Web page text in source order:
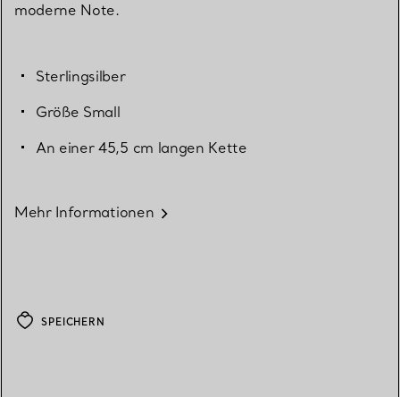
moderne Note.
Sterlingsilber
Größe Small
An einer 45,5 cm langen Kette
Mehr Informationen
SPEICHERN